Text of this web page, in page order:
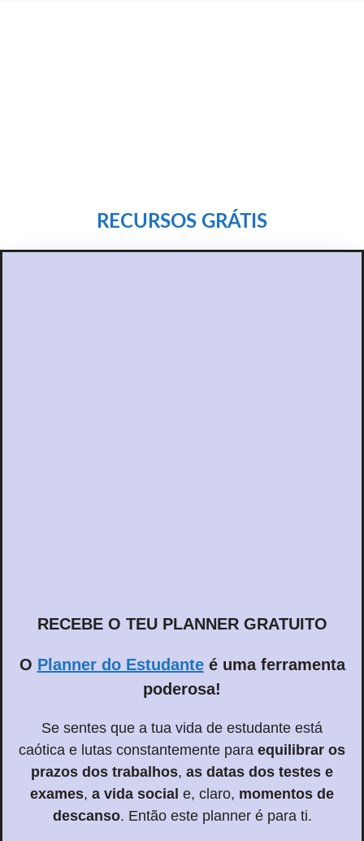
RECURSOS GRÁTIS
RECEBE O TEU PLANNER GRATUITO
O Planner do Estudanteé uma ferramenta
poderosa!
Se sentes que a tua vida de estudante está
caótica e lutas constantemente para equilibrar os
prazos dos trabalhos, as datas dos testes e
exames, a vida social e, claro, momentos de
descanso. Então este planner é para ti.